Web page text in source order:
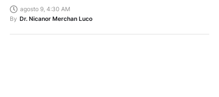
agosto 9, 4:30 AM
By Dr. Nicanor Merchan Luco